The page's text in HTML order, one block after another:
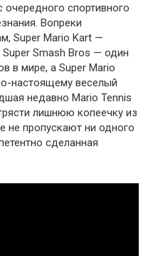
спортивного
Вопреки
Super Mario Kart —
Super Smash Bros — один
в мире, а Super Mario
настоящему веселый
недавно Mario Tennis
лишнюю копеечку из
не пропускают ни одного
сделанная